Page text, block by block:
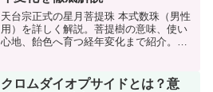
天台宗正式の星月菩提珠 本式数珠（男性
用）を詳しく解説。菩提樹の意味、使い
心地、飴色へ育つ経年変化まで紹介。一
クロムダイオプサイドとは？意